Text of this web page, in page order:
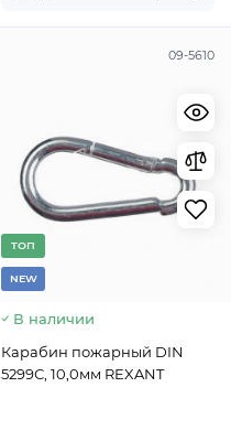
09-5610
TОП
NEW
В наличии
Карабин пожарный DIN
5299С, 10,0мм REXANT